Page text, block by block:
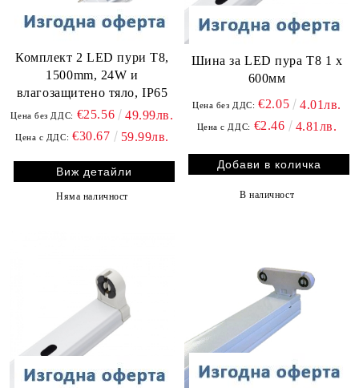
Комплект 2 LED пури T8,
1500mm, 24W и
влагозащитено тяло, IP65
Цена без ДДС: €25.56 49.99лв.
Цена с ДДС: €30.67 59.99лв.
Виж детайли
Няма наличност
Шина за LED пура Т8 1 х
600мм
Цена без ДДС: €2.05 4.01лв.
Цена с ДДС: €2.46 4.81лв.
В наличност